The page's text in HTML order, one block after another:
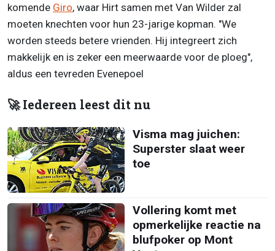
komende Giro, waar Hirt samen met Van Wilder zal
moeten knechten voor hun 23-jarige kopman. "We
worden steeds betere vrienden. Hij integreert zich
makkelijk en is zeker een meerwaarde voor de ploeg",
aldus een tevreden Evenepoel
🚀 Iedereen leest dit nu
Visma mag juichen:
Superster slaat weer
toe
Vollering komt met
opmerkelijke reactie na
blufpoker op Mont